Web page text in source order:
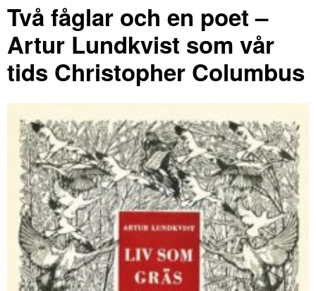
Två fåglar och en poet –
Artur Lundkvist som vår
tids Christopher Columbus